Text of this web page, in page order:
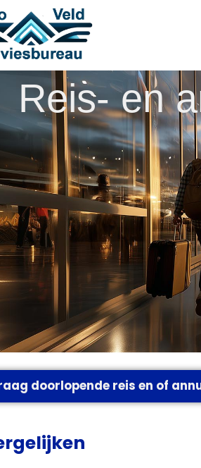
Reis- en
doorlopende reis en of